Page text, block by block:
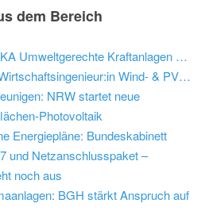
dem Bereich
Firmen Profil und Kontakt: UKA Umweltgerechte Kraftanlagen GmbH & Co. KG
illwerke vkw AG (Bregenz): Wirtschaftsingenieur:in Wind- & PV Portfolio
NRW startet neue
Photovoltaik
Energiepläne: Bundeskabinett
und Netzanschlusspaket –
noch aus
BGH stärkt Anspruch auf